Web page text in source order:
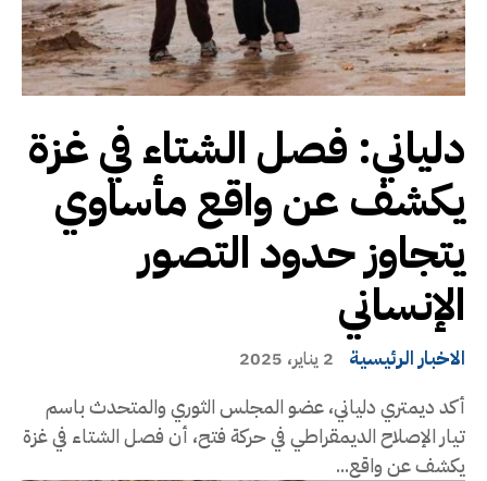
دلياني: فصل الشتاء في غزة
يكشف عن واقع مأساوي
يتجاوز حدود التصور
الإنساني
الاخبار الرئيسية 2 يناير، 2025
أكد ديمتري دلياني، عضو المجلس الثوري والمتحدث باسم
تيار الإصلاح الديمقراطي في حركة فتح، أن فصل الشتاء في غزة
يكشف عن واقع...